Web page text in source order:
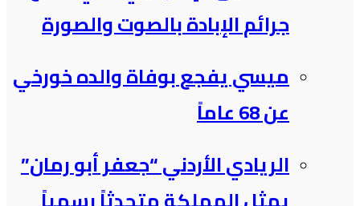
جرائم الإبادة بالصوت والصورة
ميسي يفجع بوفاة والده خورخي
عن 68 عاماً
الريادي الأردني “جعفر أبو رمان”